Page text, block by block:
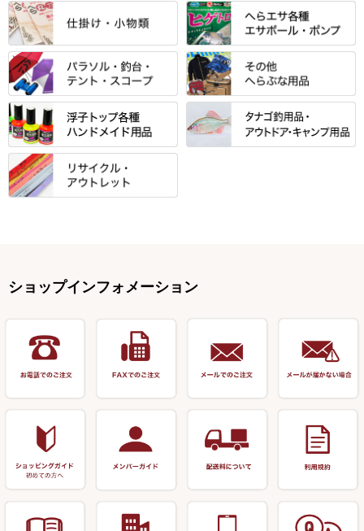
バッグ・小物ケース・ワッペン
クッション・シート・スカー
ト・エプロン
保護ケース
アクリルシリーズ・アクセサリ
クワセ皿・コブ皿・角皿
浮子筒・浮子箱・ハリス箱・玉
ノ柄スタンド
小物箱・うどん箱・うどん皿
ハサミケース
カウンター
針外し・糸ほどき
がまかつ
サクラ・NISSIN・合成竿・他
光竹作 カーボン竿掛・玉ノ柄
匠絆・かちどき・旋（めぐ
る）・千望・千尋・悠月・その
他
光竹 製品
松村作（万力）
松村作（先受・その他）
万久作
岐山 製品
逍遥（しょうよう）
玉網（高級品）
替網・仕付糸
玉置（高級品）
万力付お膳・うどん皿
先受・メスネジ・その他
昴 ・TOMO
りきや ・ 大祐
心也・士天・狂鬼
伊吹 ・ SATTO
KEN∑HI【ケンシ】
すべて
金鯱 シリーズ
浮子箱
浮子立て・浮子筒
ハリスケース
仕掛箱・小物箱
ハリスメジャー系
すべて
東レ・ラーヂ
サンライン ・ ダン
鬼掛・MARUTO
すべて
ウキ止めストッパー・糸・チュ
ーブ
ウキゴム 遊動式
松葉仕掛用
底取りアイテム
ハサミ
すべて
マルキュー 麩系
マルキュー その他
ポンプ絞り器・ポンプ類
すべて
パラソル
テント
リーズ
釣台 釣宝・その他
すべて
バック＆ロッドケース
偏光サングラス
小物ケース・保護ケース
防寒コーナー
すべて
浮子用素材
塗料用 筆
装飾品
リサイクル 竹竿（～19,999円）
リサイクル 竹竿（深山）
リサイクル 浮子
リサイクル 玉網・玉置・フラ
リサイクル 浮子箱・浮子筒・
アウトレット商品
ショップインフォメーション